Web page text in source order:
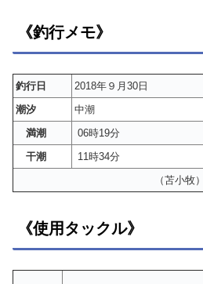
《釣行メモ》
釣行日
2018年９月30日
潮汐
中潮
満潮
06時19分
干潮
11時34分
（苫小牧）
《使用タックル》